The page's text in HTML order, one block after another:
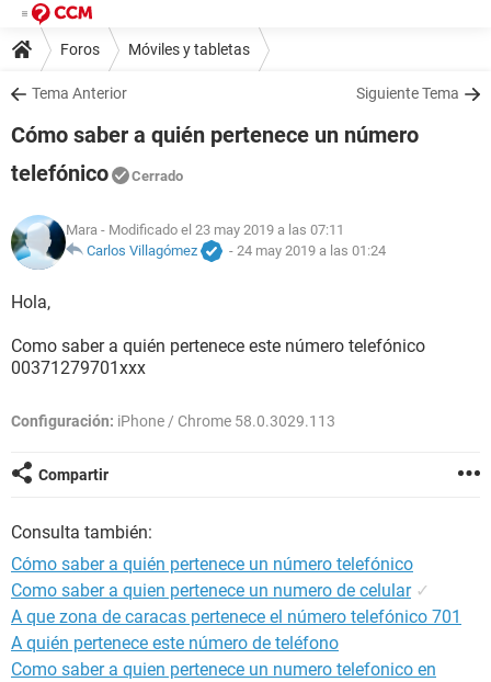
Foros Móviles y tabletas
Tema Anterior Siguiente Tema
Cómo saber a quién pertenece un número
telefónico
Cerrado
Mara - Modificado el 23 may 2019 a las 07:11
Carlos Villagómez
- 24 may 2019 a las 01:24
Hola,
Como saber a quién pertenece este número telefónico
00371279701xxx
Configuración: iPhone / Chrome 58.0.3029.113
Compartir
Consulta también:
Cómo saber a quién pertenece un número telefónico
Como saber a quien pertenece un numero de celular ✓
A que zona de caracas pertenece el número telefónico 701
A quién pertenece este número de teléfono
Como saber a quien pertenece un numero telefonico en